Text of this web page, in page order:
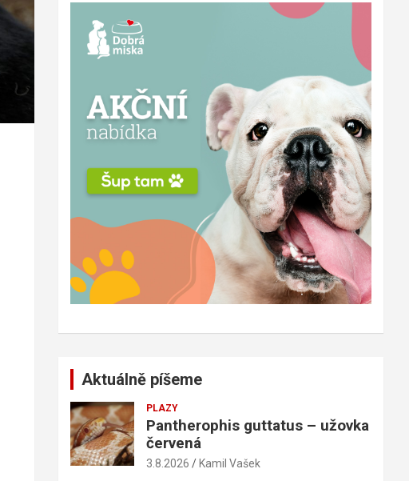
Aktuálně píšeme
PLAZY
Pantherophis guttatus – užovka
červená
3.8.2026 Kamil Vašek